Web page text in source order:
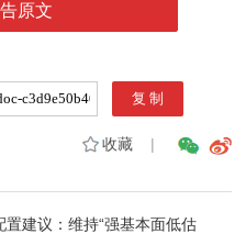
原文
收藏|
建议：维持“强基本面低估